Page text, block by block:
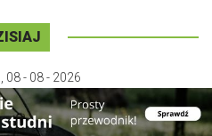
08 - 08 - 2026